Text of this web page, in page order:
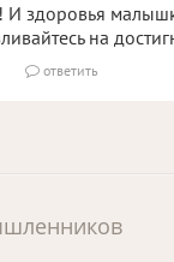
И здоровья
на
 ответить